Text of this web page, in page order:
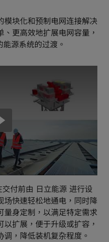
块化和预制电网连接解决
更高效地扩展电网容量，
源系统的过渡。
付前由 日立能源 进行设
场快速轻松地通电，同时降
量身定制，以满足特定需求
扩展，便于升级或扩容，
，降低装机复杂程度。